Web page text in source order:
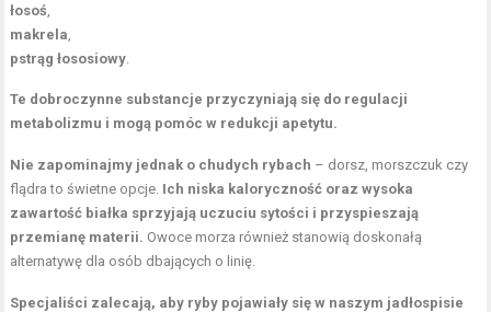
łosoś
makrela
pstrąg łososiowy
Te dobroczynne substancje przyczyniają się do regulacji
metabolizmu i mogą pomóc w redukcji apetytu.
Nie zapominajmy jednak o chudych rybach – dorsz, morszczuk czy
flądra to świetne opcje. Ich niska kaloryczność oraz wysoka
zawartość białka sprzyjają uczuciu sytości i przyspieszają
przemianę materii. Owoce morza również stanowią doskonałą
alternatywę dla osób dbających o linię.
Specjaliści zalecają, aby ryby pojawiały się w naszym jadłospisie